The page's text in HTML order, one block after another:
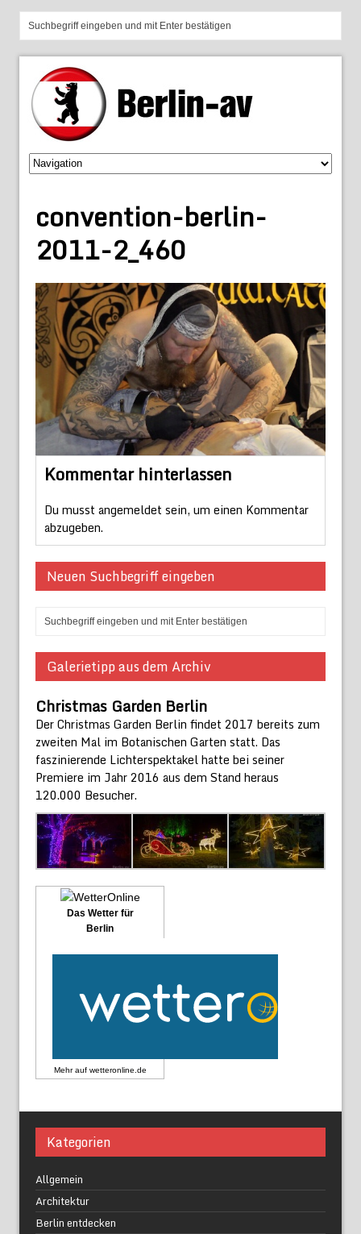
convention-berlin-
2011-2_460
Kommentar hinterlassen
Du musst angemeldet sein, um einen Kommentar
abzugeben.
Neuen Suchbegriff eingeben
Galerietipp aus dem Archiv
Christmas Garden Berlin
Der Christmas Garden Berlin findet 2017 bereits zum
zweiten Mal im Botanischen Garten statt. Das
faszinierende Lichterspektakel hatte bei seiner
Premiere im Jahr 2016 aus dem Stand heraus
120.000 Besucher.
Das Wetter für
Berlin
Mehr auf wetteronline.de
Kategorien
Allgemein
Architektur
Berlin entdecken